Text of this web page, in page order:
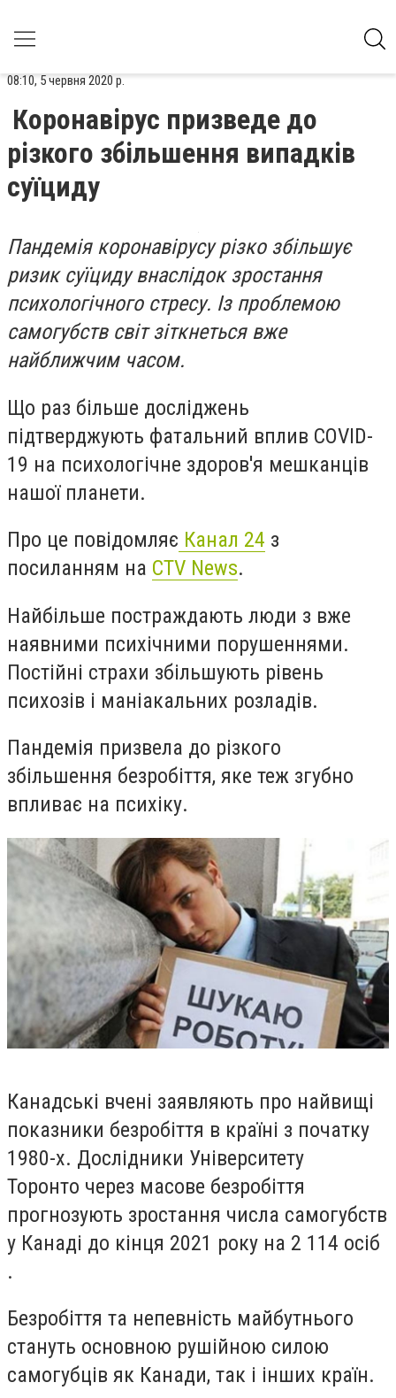
08:10, 5 червня 2020 р.
Коронавірус призведе до
різкого збільшення випадків
суїциду
Пандемія коронавірусу різко збільшує
ризик суїциду внаслідок зростання
психологічного стресу. Із проблемою
самогубств світ зіткнеться вже
найближчим часом.
Що раз більше досліджень
підтверджують фатальний вплив COVID-
19 на психологічне здоров'я мешканців
нашої планети.
Про це повідомляє Канал 24 з
посиланням на CTV News.
Найбільше постраждають люди з вже
наявними психічними порушеннями.
Постійні страхи збільшують рівень
психозів і маніакальних розладів.
Пандемія призвела до різкого
збільшення безробіття, яке теж згубно
впливає на психіку.
Канадські вчені заявляють про найвищі
показники безробіття в країні з початку
1980-х. Дослідники Університету
Торонто через масове безробіття
прогнозують зростання числа самогубств
у Канаді до кінця 2021 року на 2 114 осіб
.
Безробіття та непевність майбутнього
стануть основною рушійною силою
самогубців як Канади, так і інших країн.